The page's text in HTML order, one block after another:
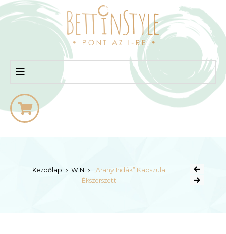
bettinstyle
Kezdőlap WIN
„Arany Indák” Kapszula
Ékszerszett